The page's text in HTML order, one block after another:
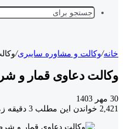
خانه/وکالت و مشاوره سایبری/
وکالت دعاوی قمار و
30 مهر 1403
2,421 خواندن این مطلب 3 دقیقه زمان میبرد